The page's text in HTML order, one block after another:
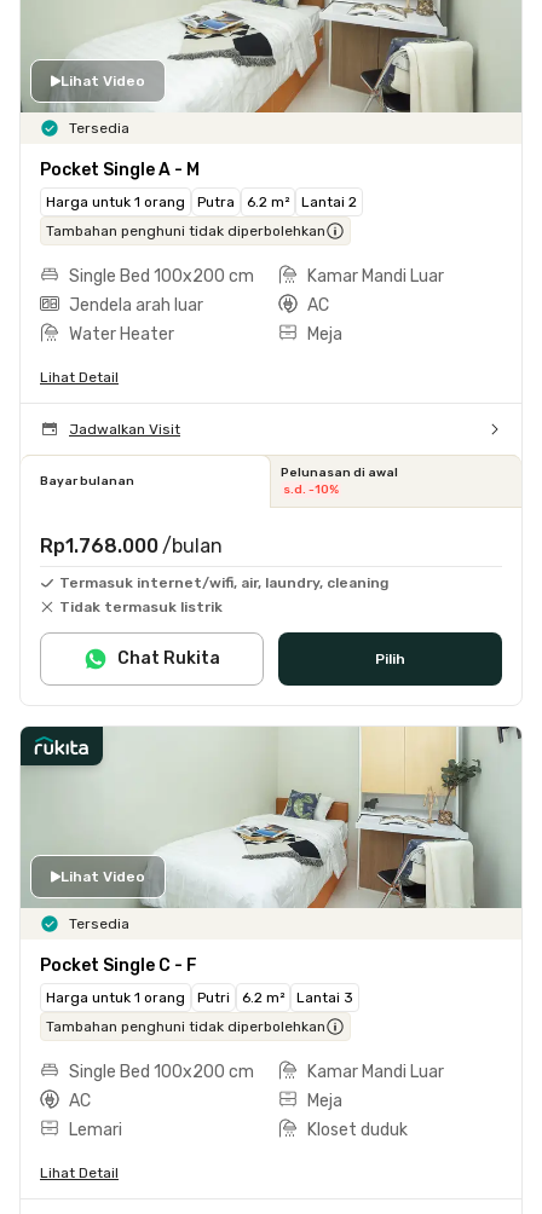
Lihat Video
Tersedia
Pocket Single A - M
Harga untuk 1 orang Putra 6.2 m²
Lantai 2
Tambahan penghuni tidak diperbolehkan
Single Bed 100x200 cm
Kamar Mandi Luar
Jendela arah luar
AC
Water Heater
Meja
Lihat Detail
Jadwalkan Visit
Bayar bulanan
Pelunasan di awal
s.d. -10%
Rp1.768.000 /bulan
Termasuk internet/wifi, air, laundry, cleaning
Tidak termasuk listrik
Pilih
Chat Rukita
Lihat Video
Tersedia
Pocket Single C - F
Harga untuk 1 orang Putri 6.2 m²
Lantai 3
Tambahan penghuni tidak diperbolehkan
Single Bed 100x200 cm
Kamar Mandi Luar
AC
Meja
Lemari
Kloset duduk
Lihat Detail